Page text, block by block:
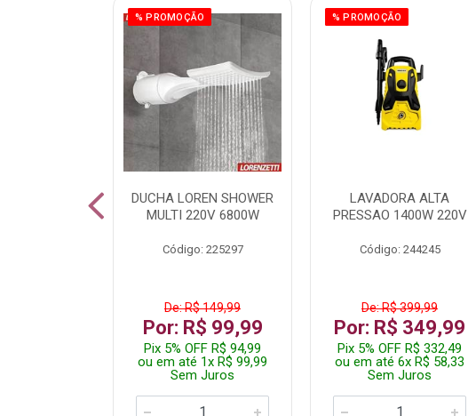
% PROMOÇÃO
DUCHA LOREN SHOWER
MULTI 220V 6800W
Código: 225297
De: R$ 149,99
Por: R$ 99,99
Pix 5% OFF R$ 94,99
ou em até 1x R$ 99,99
Sem Juros
% PROMOÇÃO
LAVADORA ALTA
PRESSAO 1400W 220V
Código: 244245
De: R$ 399,99
Por: R$ 349,99
Pix 5% OFF R$ 332,49
ou em até 6x R$ 58,33
Sem Juros